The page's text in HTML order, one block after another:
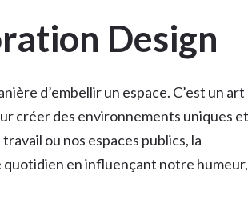
Design
d’embellir un espace. C’est un art
créer des environnements uniques et
ou nos espaces publics, la
en influençant notre humeur,